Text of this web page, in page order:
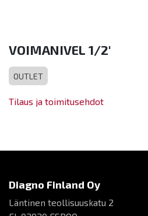
VOIMANIVEL 1/2'
OUTLET
Tilaus ja toimitusehdot
Diagno Finland Oy
Läntinen teollisuuskatu 2